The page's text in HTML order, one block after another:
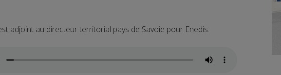
adjoint au directeur territorial pays de Savoie pour Enedis.